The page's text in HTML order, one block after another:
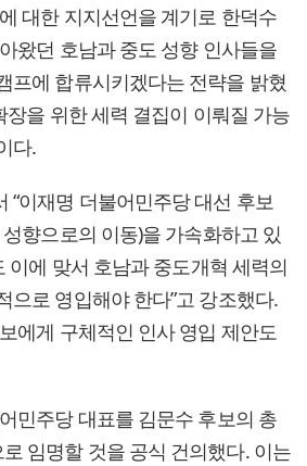
대한 지지선언을 계기로 한덕수
왔던 호남과 중도 성향 인사들을
프에 합류시키겠다는 전략을 밝혔
장을 위한 세력 결집이 이뤄질 가능
다.
“이재명 더불어민주당 대선 후보
향으로의 이동)을 가속화하고 있
이에 맞서 호남과 중도개혁 세력의
으로 영입해야 한다”고 강조했다.
에게 구체적인 인사 영입 제안도
민주당 대표를 김문수 후보의 총
임명할 것을 공식 건의했다. 이는